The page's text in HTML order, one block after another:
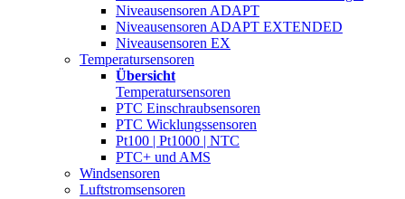
Niveausensoren ADAPT
Niveausensoren ADAPT EXTENDED
Niveausensoren EX
Temperatursensoren
Übersicht
Temperatursensoren
PTC Einschraubsensoren
PTC Wicklungssensoren
Pt100 | Pt1000 | NTC
PTC+ und AMS
Windsensoren
Luftstromsensoren